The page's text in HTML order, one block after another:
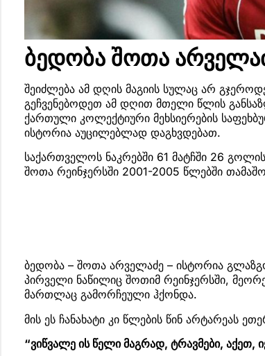
ბედობა შოთა
შეიძლება ამ დღის მაგიის სულაც არ
გეჩვენებოდეთ ამ დღით მთელი წლის
ქართული კოლექტიური მეხსიერების
ისტორია აუცილებლად დაგხვდებათ.
საქართველოს ნაკრებში 61 მატჩში 26
შოთა რეინჯერსში 2001-2005 წლებში
ბედობა – შოთა არველაძე – ისტორია
პირველი ნაწილიც შოთიმ რეინჯერსში,
მართლაც გამორჩეული ჰქონდა.
მის ეს ჩანახატი კი წლების წინ არტარეას
“ვიწვალე ის წელი მაგრად, ტრავმები,